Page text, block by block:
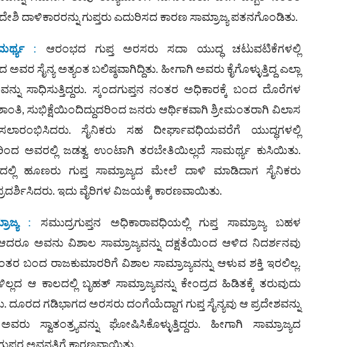
ದಾಳಿಕಾರರನ್ನು ಗುಪ್ತರು ಎದುರಿಸದ ಕಾರಣ ಸಾಮ್ರಾಜ್ಯ ಪತನಗೊಂಡಿತು.
: ಆರಂಭದ ಗುಪ್ತ ಅರಸರು ಸದಾ ಯುದ್ಧ ಚಟುವಟಿಕೆಗಳಲ್ಲಿ
ಅವರ ಸೈನ್ಯ ಅತ್ಯಂತ ಬಲಿಷ್ಠವಾಗಿದ್ದಿತು. ಹೀಗಾಗಿ ಅವರು ಕೈಗೊಳ್ಳುತ್ತಿದ್ದ ಎಲ್ಲಾ
ಸಾಧಿಸುತ್ತಿದ್ದರು. ಸ್ಕಂದಗುಪ್ತನ ನಂತರ ಅಧಿಕಾರಕ್ಕೆ ಬಂದ ದೊರೆಗಳ
ಶಾಂತಿ, ಸುಭಿಕ್ಷೆಯಿಂದಿದ್ದುದರಿಂದ ಜನರು ಆರ್ಥಿಕವಾಗಿ ಶ್ರೀಮಂತರಾಗಿ ವಿಲಾಸ
ಸೈನಿಕರು ಸಹ ದೀರ್ಘಾವಧಿಯವರೆಗೆ ಯುದ್ಧಗಳಲ್ಲಿ
ಅವರಲ್ಲಿ ಜಡತ್ವ ಉಂಟಾಗಿ ತರಬೇತಿಯಿಲ್ಲದೆ ಸಾಮರ್ಥ್ಯ ಕುಸಿಯಿತು.
ಹೂಣರು ಗುಪ್ತ ಸಾಮ್ರಾಜ್ಯದ ಮೇಲೆ ದಾಳಿ ಮಾಡಿದಾಗ ಸೈನಿಕರು
ಇದು ವೈರಿಗಳ ವಿಜಯಕ್ಕೆ ಕಾರಣವಾಯಿತು.
: ಸಮುದ್ರಗುಪ್ತನ ಅಧಿಕಾರಾವಧಿಯಲ್ಲಿ ಗುಪ್ತ ಸಾಮ್ರಾಜ್ಯ ಬಹಳ
ಆದರೂ ಅವನು ವಿಶಾಲ ಸಾಮ್ರಾಜ್ಯವನ್ನು ದಕ್ಷತೆಯಿಂದ ಆಳಿದ ನಿದರ್ಶನವು
ಬಂದ ರಾಜಕುಮಾರರಿಗೆ ವಿಶಾಲ ಸಾಮ್ರಾಜ್ಯವನ್ನು ಆಳುವ ಶಕ್ತಿ ಇರಲಿಲ್ಲ.
ಆ ಕಾಲದಲ್ಲಿ ಬೃಹತ್ ಸಾಮ್ರಾಜ್ಯವನ್ನು ಕೇಂದ್ರದ ಹಿಡಿತಕ್ಕೆ ತರುವುದು
ಗಡಿಭಾಗದ ಅರಸರು ದಂಗೆಯೆದ್ದಾಗ ಗುಪ್ತ ಸೈನ್ಯವು ಆ ಪ್ರದೇಶವನ್ನು
ಸ್ವಾತಂತ್ರ್ಯವನ್ನು ಘೋಷಿಸಿಕೊಳ್ಳುತ್ತಿದ್ದರು. ಹೀಗಾಗಿ ಸಾಮ್ರಾಜ್ಯದ
ಅವನತಿಗೆ ಕಾರಣವಾಯಿತು.